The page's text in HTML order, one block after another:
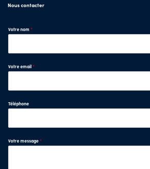
Nous contacter
Votre nom *
Votre email*
Téléphone
Votre message*